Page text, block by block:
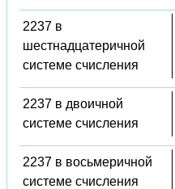
2237 в
шестнадцатеричной
системе счисления
2237 в двоичной
системе счисления
2237 в восьмеричной
системе счисления